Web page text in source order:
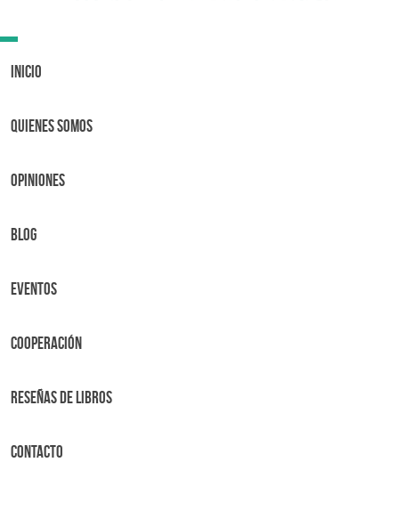
Toggle
Inicio
Quienes Somos
OPINIONES
BLOG
Eventos
Cooperación
Reseñas de libros
Contacto